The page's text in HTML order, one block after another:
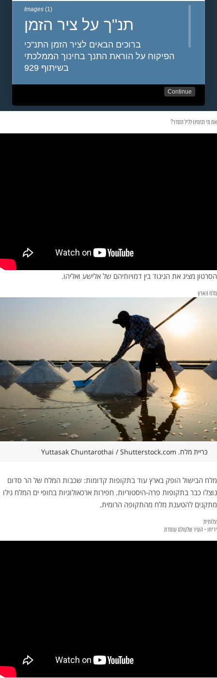
את מי תזמינו לליל הסדר?
הסרטון מציג את הניגוד בין דמויותיהם של אלישע ואליהו.
מלח הארץ
כריית מלח. Yuttasak Chuntarothai / Shutterstock.com
מלח הבישול הופק בארץ עוד בתקופות קדומות: שכבות המלח של הר סדום
נוצלו כבר בתקופות פרה-היסטוריות. חפירות ארכאולוגיות בחופי ים המלח גילו
מתקנים להטענת מלח מהתקופה הרומית.
צלוחית
יריחו – העיר שלעולם עומדת